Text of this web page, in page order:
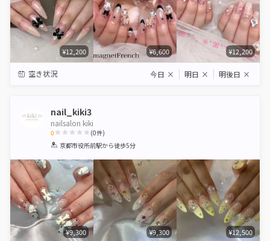
¥12,200 ¥6,600 ¥12,200
空き状況 今日 × 明日 × 明後日 ×
nail_kiki3
nailsalon kiki
0
1 2 3 4 5
(0件)
京都市役所前駅から徒歩5分
¥9,300 ¥9,300 ¥12,500